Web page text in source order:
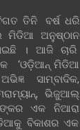
ତିନି ବର୍ଷ ଧରି
ମିଡିଆ ଅନୁଷ୍ଠାନ
। ଆଜି ଚାରି
‘ଓଡ଼ିଆନ୍‍ ମିଡିଆ
ସାମ୍ବାଦିକ,
ଭିଜୁଆଲ୍
ଏକ ନିଆରା
ବିକାଶର ଏକ